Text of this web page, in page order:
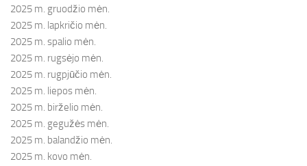
2025 m. gruodžio mėn.
2025 m. lapkričio mėn.
2025 m. spalio mėn.
2025 m. rugsėjo mėn.
2025 m. rugpjūčio mėn.
2025 m. liepos mėn.
2025 m. birželio mėn.
2025 m. gegužės mėn.
2025 m. balandžio mėn.
2025 m. kovo mėn.